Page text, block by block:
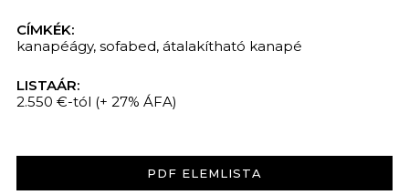
CÍMKÉK:
kanapéágy, sofabed, átalakítható kanapé
LISTAÁR:
2.550 €-tól (+ 27% ÁFA)
PDF ELEMLISTA